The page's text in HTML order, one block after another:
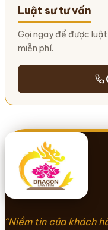
Luật sư tư vấn
Gọi ngay để được
miễn phí.
“Niềm tin của khách